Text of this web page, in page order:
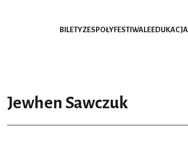
BILETYZESPOŁYFESTIWALEEDUKACJA
Jewhen Sawczuk